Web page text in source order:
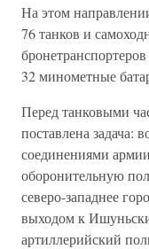
На этом
76 танков и
32 минометные
Перед танковыми
поставлена задача:
соединениями
оборонительную
северо-западнее
выходом к
артиллерийский